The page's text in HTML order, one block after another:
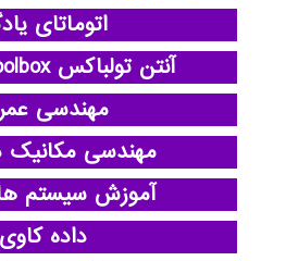
اتوماتای
آنتن تولباکس antenna toolbox
مهندسی
مهندسی مکانیک
آموزش سیستم
داده کاوی